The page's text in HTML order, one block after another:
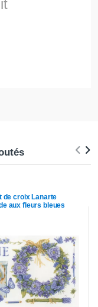
de croix Lanarte
aux fleurs bleues